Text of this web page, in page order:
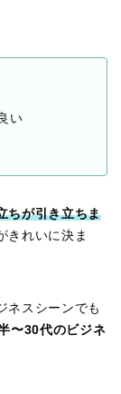
い
ちが引き立ちま
きれいに決ま
ネスシーンでも
〜30代のビジネ